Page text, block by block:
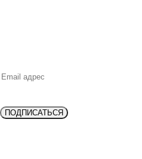
ПОДПИСАТЬСЯ